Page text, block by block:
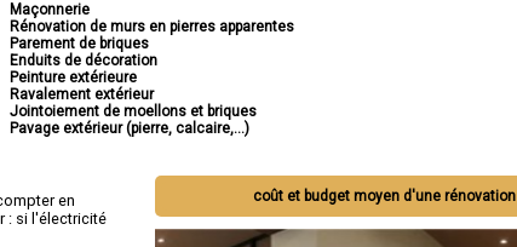
Maçonnerie
Rénovation de murs en pierres apparentes
Parement de briques
Enduits de décoration
Peinture extérieure
Ravalement extérieur
Jointoiement de moellons et briques
Pavage extérieur (pierre, calcaire,...)
coût et budget moyen d'une rénovation
en
: si l'électricité